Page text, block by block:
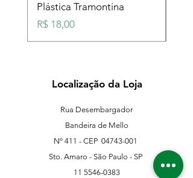
Plástica Tramontina
Preço
R$ 18,00
Localização da Loja
Rua Desembargador
Bandeira de Mello
Nº 411 - CEP 04743-001
Sto. Amaro - São Paulo - SP
11 5546-0383